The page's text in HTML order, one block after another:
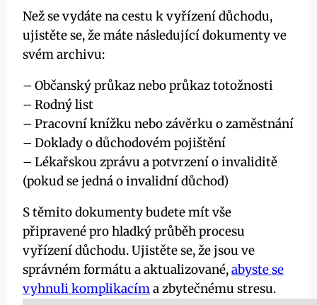
Než se‍ vydáte na cestu k vyřízení důchodu,
ujistěte se, ⁢že máte následující dokumenty ve
svém archivu:
– Občanský průkaz nebo průkaz totožnosti
– Rodný list
– ⁣Pracovní knížku nebo závěrku⁢ o zaměstnání
– Doklady o důchodovém pojištění
– Lékařskou zprávu a potvrzení ⁢o invaliditě
(pokud se jedná o invalidní důchod)
S těmito dokumenty‍ budete mít vše⁣
připravené pro hladký ⁤průběh ‌procesu
vyřízení důchodu. Ujistěte se, že jsou ve
správném formátu a aktualizované,abyste se
vyhnuli komplikacím‍ a zbytečnému stresu.